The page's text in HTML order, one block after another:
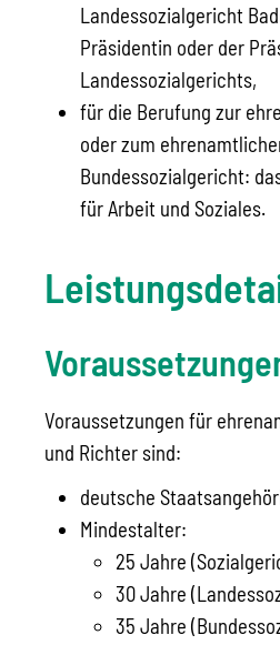
Landessozialgericht
Präsidentin oder der
Landessozialgerichts,
für die Berufung zur
oder zum
Bundessozialgericht:
für Arbeit und Soziales.
Voraussetzungen für
und Richter sind:
deutsche
Mindestalter:
25 Jahre
30 Jahre
35 Jahre